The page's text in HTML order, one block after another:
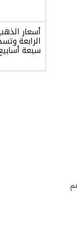
أسعار
الرابعة
سبعة